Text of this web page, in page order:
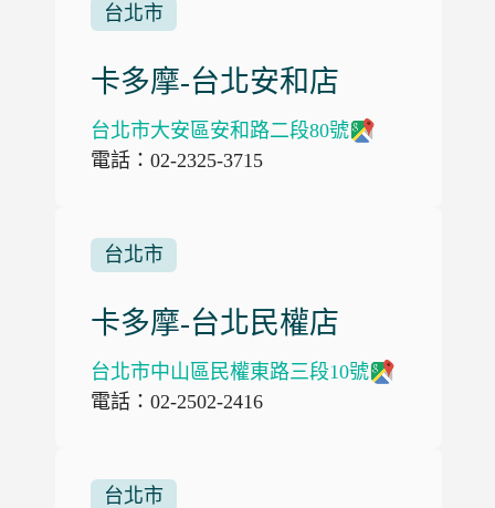
台北市
卡多摩-台北安和店
台北市大安區安和路二段80號
電話：02-2325-3715
台北市
卡多摩-台北民權店
台北市中山區民權東路三段10號
電話：02-2502-2416
台北市